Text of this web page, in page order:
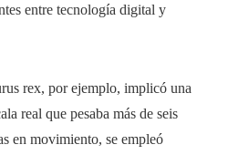
entre tecnología digital y
rex, por ejemplo, implicó una
real que pesaba más de seis
en movimiento, se empleó